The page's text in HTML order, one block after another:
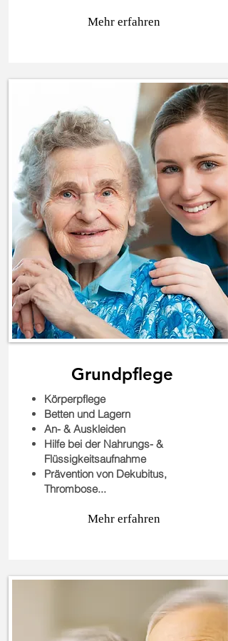
Mehr erfahren
Grundpflege
Körperpflege
Betten und Lagern
An- & Auskleiden
Hilfe bei der Nahrungs- &
Flüssigkeitsaufnahme
Prävention von Dekubitus,
Thrombose...
Mehr erfahren